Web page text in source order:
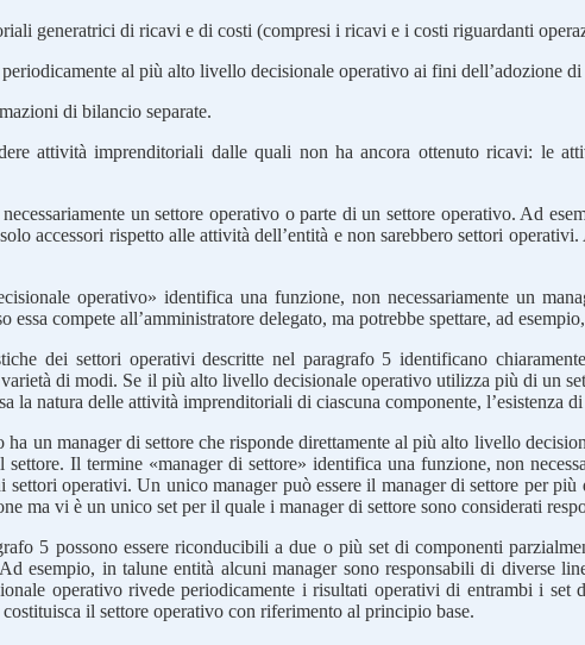
generatrici di ricavi e di costi (compresi i ricavi e i costi riguardanti
al più alto livello decisionale operativo ai fini dell’adozione
di bilancio separate.
attività imprenditoriali dalle quali non ha ancora ottenuto ricavi: le
un settore operativo o parte di un settore operativo. Ad
accessori rispetto alle attività dell’entità e non sarebbero settori
operativo» identifica una funzione, non necessariamente un
essa compete all’amministratore delegato, ma potrebbe spettare, ad
dei settori operativi descritte nel paragrafo 5 identificano
di modi. Se il più alto livello decisionale operativo utilizza più di un
la natura delle attività imprenditoriali di ciascuna componente, l’esistenza
ha un manager di settore che risponde direttamente al più alto livello
Il termine «manager di settore» identifica una funzione, non
settori operativi. Un unico manager può essere il manager di settore per
ma vi è un unico set per il quale i manager di settore sono considerati
5 possono essere riconducibili a due o più set di componenti
esempio, in talune entità alcuni manager sono responsabili di diverse
operativo rivede periodicamente i risultati operativi di entrambi i
il settore operativo con riferimento al principio base.